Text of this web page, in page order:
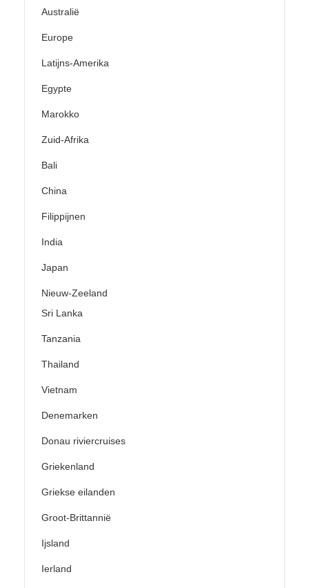
Australië
Europe
Latijns-Amerika
Egypte
Marokko
Zuid-Afrika
Bali
China
Filippijnen
India
Japan
Nieuw-Zeeland
Sri Lanka
Tanzania
Thailand
Vietnam
Denemarken
Donau riviercruises
Griekenland
Griekse eilanden
Groot-Brittannië
Ijsland
Ierland